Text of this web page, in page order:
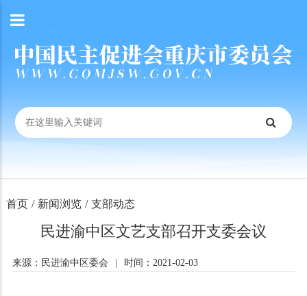
首页 / 新闻浏览 / 支部动态
民进渝中区文艺支部召开支委会议
来源：民进渝中区委会 时间：2021-02-03